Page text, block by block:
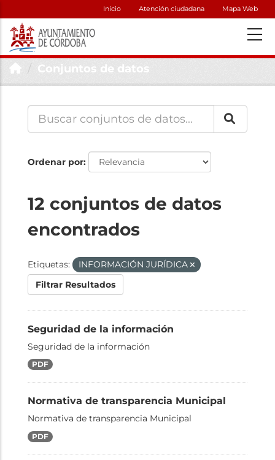
Inicio Atención ciudadana Mapa Web
Conjuntos de datos
Ordenar por
12 conjuntos de datos
encontrados
Etiquetas:
INFORMACIÓN JURÍDICA
Filtrar Resultados
Seguridad de la información
Seguridad de la información
PDF
Normativa de transparencia Municipal
Normativa de transparencia Municipal
PDF